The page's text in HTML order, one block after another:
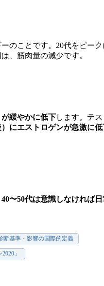
のことです。20代をピーク
、筋肉量の減少です。
緩やかに低下します。テ
にエストロゲンが急激に低
40〜50代は意識しなければ
診断基準・影響の国際的定義
」